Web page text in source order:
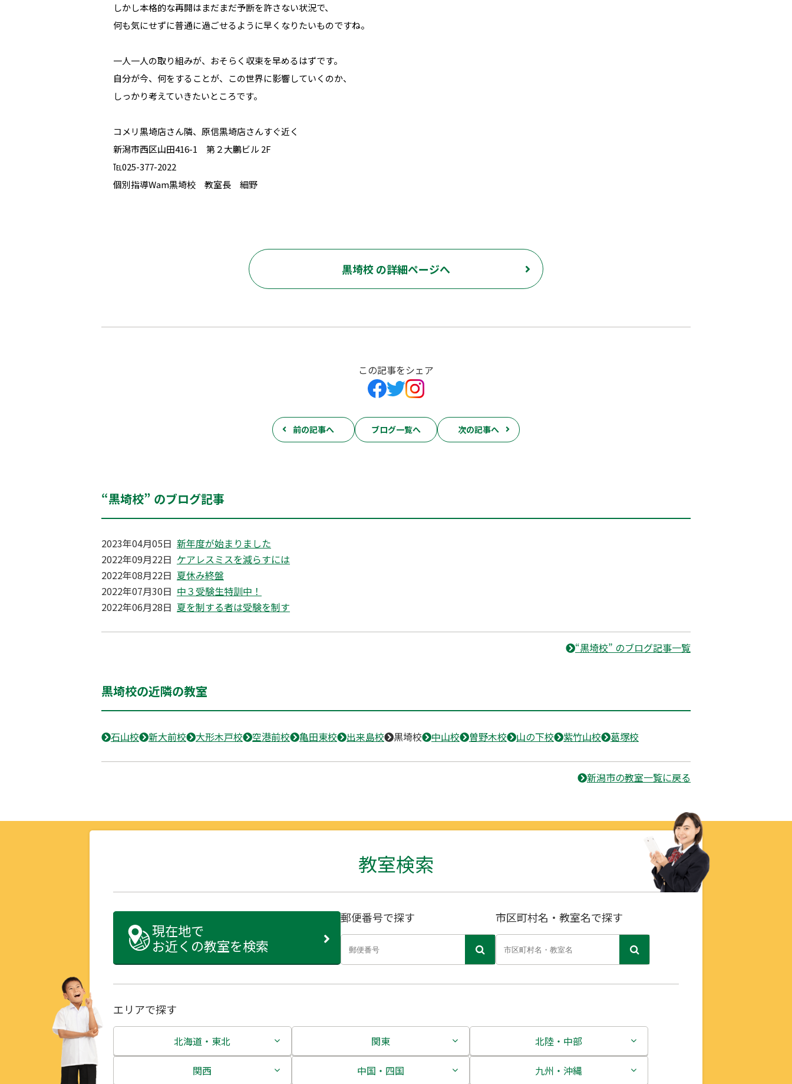
しかし本格的な再開はまだまだ予断を許さない状況で、
何も気にせずに普通に過ごせるように早くなりたいものですね。
一人一人の取り組みが、おそらく収束を早めるはずです。
自分が今、何をすることが、この世界に影響していくのか、
しっかり考えていきたいところです。
コメリ黒埼店さん隣、原信黒埼店さんすぐ近く
新潟市西区山田416-1 第２大鵬ビル 2F
℡025-377-2022
個別指導Wam黒埼校 教室長 細野
黒埼校 の詳細ページへ
この記事をシェア
前の記事へ ブログ一覧へ 次の記事へ
“黒埼校” のブログ記事
2023年04月05日 新年度が始まりました
2022年09月22日 ケアレスミスを減らすには
2022年08月22日 夏休み終盤
2022年07月30日 中３受験生特訓中！
2022年06月28日 夏を制する者は受験を制す
“黒埼校” のブログ記事一覧
黒埼校の近隣の教室
石山校 新大前校 大形木戸校 空港前校 亀田東校 出来島校 黒埼校 中山校 曽野木校 山の下校 紫竹山校 葛塚校
新潟市の教室一覧に戻る
教室検索
現在地で
お近くの教室を検索
郵便番号で探す 市区町村名・教室名で探す
エリアで探す
北海道・東北
北海道
関東
茨城県
北陸・中部
新潟県
関西
中国・四国
九州・沖縄